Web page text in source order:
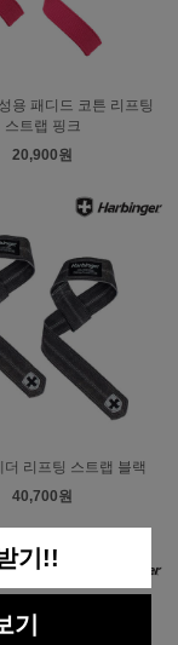
용 패디드 코튼 리프팅
스트랩 핑크
20,900원
더 리프팅 스트랩 블랙
40,700원
기!!
기